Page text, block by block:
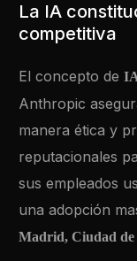
La IA
competitiva
El concepto de
Anthropic
manera ética y
reputacionales
sus empleados
una adopción
Madrid, Ciudad de